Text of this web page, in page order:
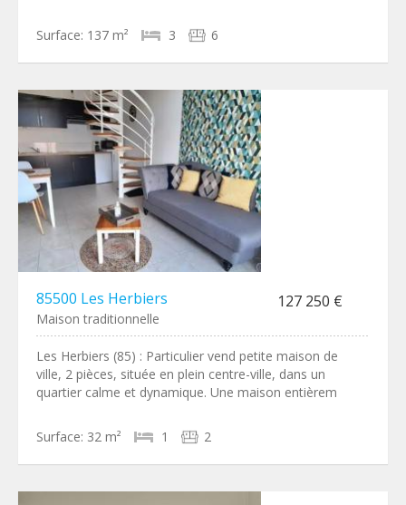
Surface: 137 m² 3 6
85500 Les Herbiers 127 250 €
Maison traditionnelle
Les Herbiers (85) : Particulier vend petite maison de
ville, 2 pièces, située en plein centre-ville, dans un
quartier calme et dynamique. Une maison entièrem
Surface: 32 m² 1 2